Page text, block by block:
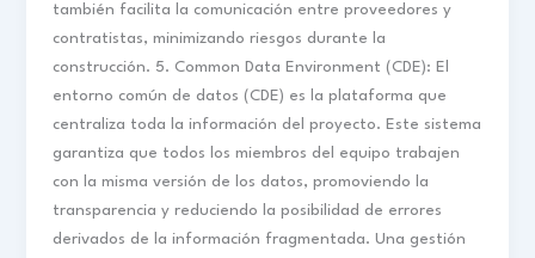
también facilita la comunicación entre proveedores y
contratistas, minimizando riesgos durante la
construcción. 5. Common Data Environment (CDE): El
entorno común de datos (CDE) es la plataforma que
centraliza toda la información del proyecto. Este sistema
garantiza que todos los miembros del equipo trabajen
con la misma versión de los datos, promoviendo la
transparencia y reduciendo la posibilidad de errores
derivados de la información fragmentada. Una gestión